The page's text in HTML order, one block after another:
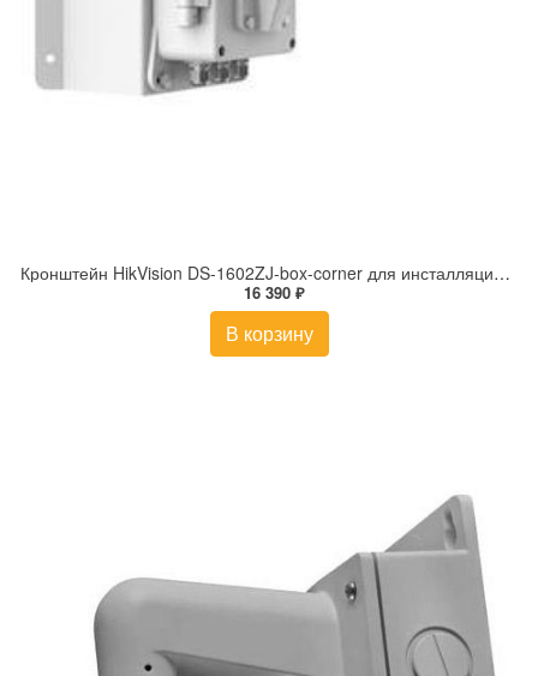
Кронштейн HikVision DS-1602ZJ-box-corner для инсталляции PTZ-камер на стену/угол
16 390 ₽
В корзину